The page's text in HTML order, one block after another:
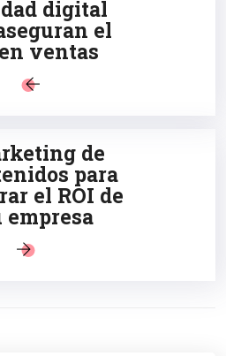
digital
el
ventas
de
para
el ROI de
empresa